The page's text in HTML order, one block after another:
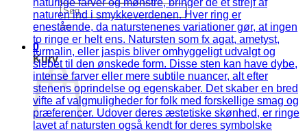
Søg
efter:
0
Kurv